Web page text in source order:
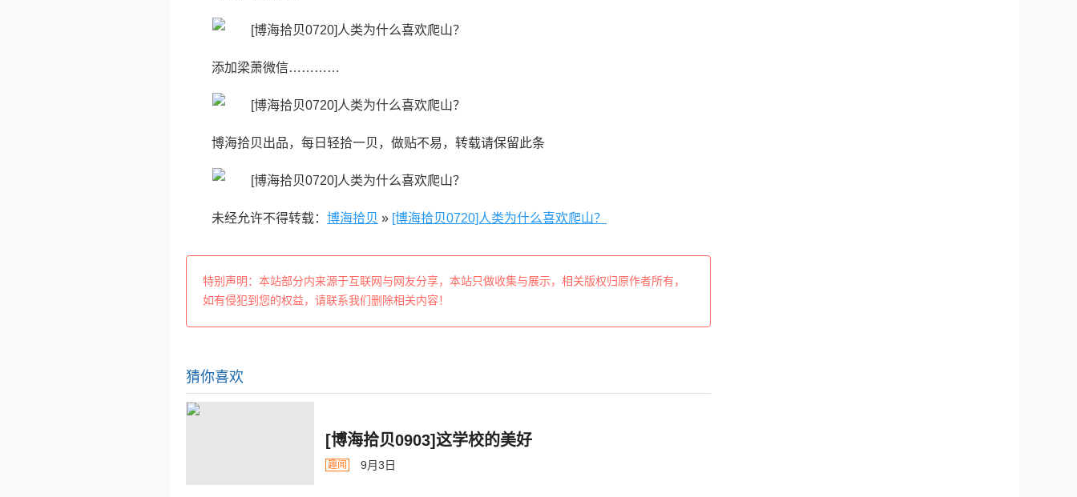
添加梁萧微信…………
博海拾贝出品，每日轻拾一贝，做贴不易，转载请保留此条
未经允许不得转载： 博海拾贝 » [博海拾贝0720]人类为什么喜欢爬山？
特别声明：本站部分内来源于互联网与网友分享，本站只做收集与展示，相关版权归原作者所有，
如有侵犯到您的权益，请联系我们删除相关内容！
猜你喜欢
[博海拾贝0903]这学校的美好
趣闻 9月3日